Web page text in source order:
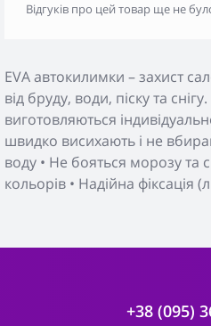
EVA автокилимки – захист
від бруду, води, піску та
виготовляються
швидко висихають і не
воду • Не бояться морозу та
кольорів • Надійна фіксація
Відгуків про цей товар ще не
+38 (095)